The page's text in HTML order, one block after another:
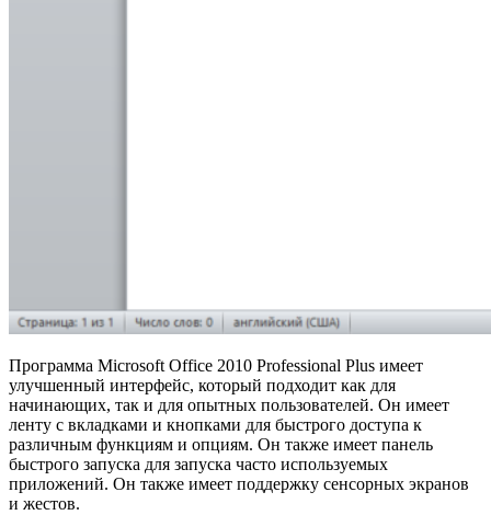
Программа Microsoft Office 2010 Professional Plus имеет
улучшенный интерфейс, который подходит как для
начинающих, так и для опытных пользователей. Он имеет
ленту с вкладками и кнопками для быстрого доступа к
различным функциям и опциям. Он также имеет панель
быстрого запуска для запуска часто используемых
приложений. Он также имеет поддержку сенсорных экранов
и жестов.